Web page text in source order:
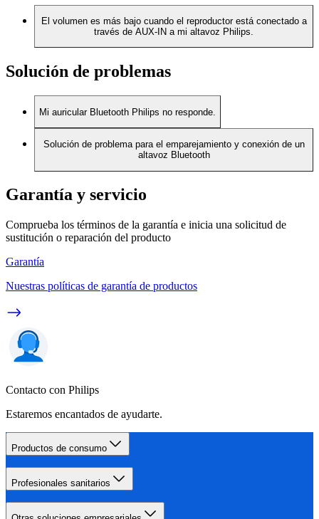
El volumen es más bajo cuando el reproductor está conectado a
través de AUX-IN a mi altavoz Philips.
Solución de problemas
Mi auricular Bluetooth Philips no responde.
Solución de problema para el emparejamiento y conexión de un
altavoz Bluetooth
Garantía y servicio
Comprueba los términos de la garantía e inicia una solicitud de
sustitución o reparación del producto
Garantía
Nuestras políticas de garantía de productos
Contacto con Philips
Estaremos encantados de ayudarte.
Productos de consumo
Profesionales sanitarios